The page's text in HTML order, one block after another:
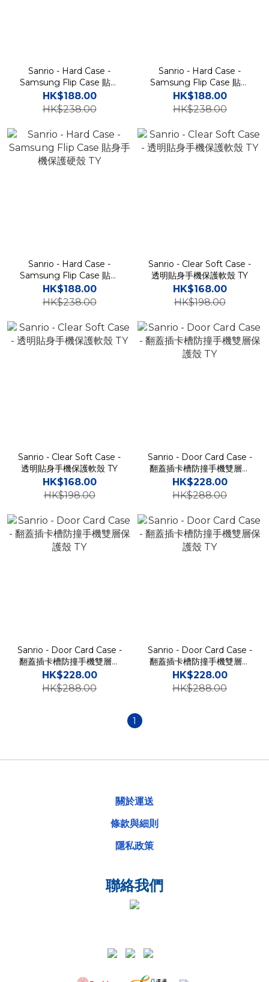
Sanrio - Hard Case -
Samsung Flip Case 貼身
手機保護硬殼 TY
HK$188.00
HK$238.00
Sanrio - Hard Case -
Samsung Flip Case 貼身
手機保護硬殼 TY
HK$188.00
HK$238.00
Sanrio - Hard Case -
Samsung Flip Case 貼身
手機保護硬殼 TY
HK$188.00
HK$238.00
Sanrio - Clear Soft Case -
透明貼身手機保護軟殼 TY
HK$168.00
HK$198.00
Sanrio - Clear Soft Case -
透明貼身手機保護軟殼 TY
HK$168.00
HK$198.00
Sanrio - Door Card Case -
翻蓋插卡槽防撞手機雙層保
護殼 TY
HK$228.00
HK$288.00
Sanrio - Door Card Case -
翻蓋插卡槽防撞手機雙層保
護殼 TY
HK$228.00
HK$288.00
Sanrio - Door Card Case -
翻蓋插卡槽防撞手機雙層保
護殼 TY
HK$228.00
HK$288.00
1
關於運送
條款與細則
隱私政策
聯絡我們